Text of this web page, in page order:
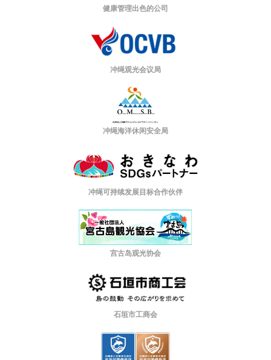
健康管理出色的公司
冲绳观光会议局
冲绳海洋休闲安全局
冲绳可持续发展目标合作伙伴
宫古岛观光协会
石垣市工商会